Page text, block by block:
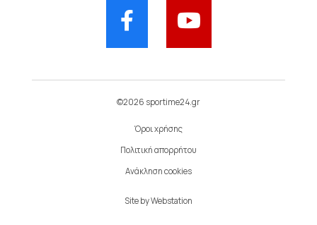
©2026 sportime24.gr
Όροι χρήσης
Πολιτική απορρήτου
Ανάκληση cookies
Site byWebstation